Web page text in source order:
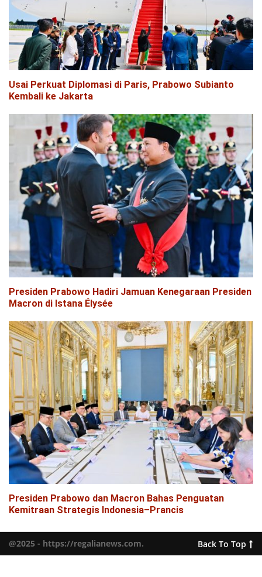
Usai Perkuat Diplomasi di Paris, Prabowo Subianto
Kembali ke Jakarta
Presiden Prabowo Hadiri Jamuan Kenegaraan Presiden
Macron di Istana Élysée
Presiden Prabowo dan Macron Bahas Penguatan
Kemitraan Strategis Indonesia–Prancis
@2025 - https://regalianews.com. Back To Top